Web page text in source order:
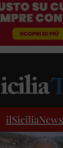
ilSiciliaNews